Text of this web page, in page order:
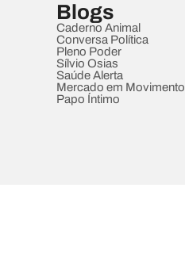
Blogs
Caderno Animal
Conversa Política
Pleno Poder
Sílvio Osias
Saúde Alerta
Mercado em Movimento
Papo Íntimo